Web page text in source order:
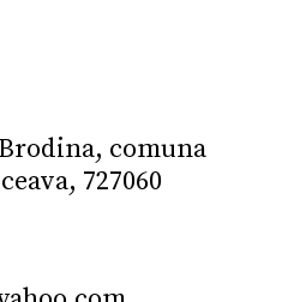
comuna
727060